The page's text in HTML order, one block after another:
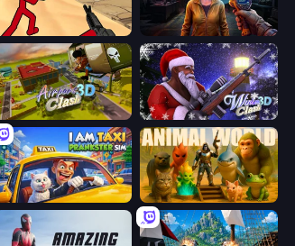
Stickman Counter Terror Strike Survival Zone Zombie Outbreak
Airport Clash 3D Winter Clash 3D
I Am Taxi Prankster Sim Animal World